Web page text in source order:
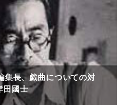
集長、戯曲についての対
田國士